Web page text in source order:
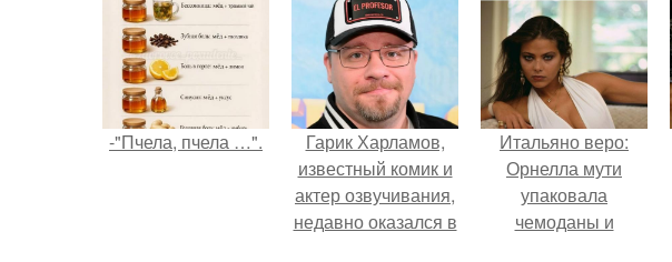
-"Пчела, пчела …".
Гарик Харламов,
известный комик и
актер озвучивания,
недавно оказался в
Итальяно веро:
Орнелла мути
упаковала
чемоданы и